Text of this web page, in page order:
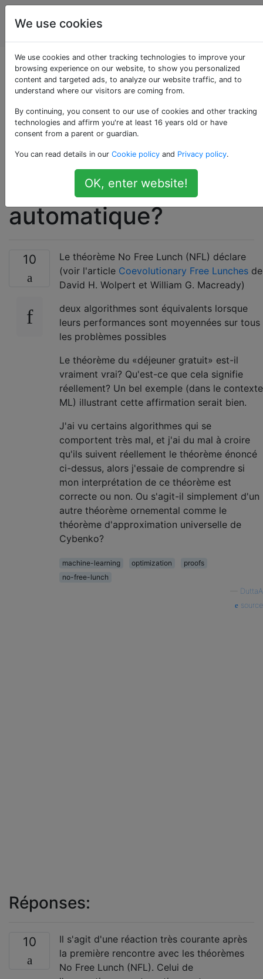
Intelligence
artificielle
Quelles sont les
implications du
théorème «Pas de
déjeuner gratuit»
pour l'apprentissage
automatique?
10
Le théorème No Free Lunch (NFL) déclare
(voir l'article Coevolutionary Free Lunches de
David H. Wolpert et William G. Macready)
deux algorithmes sont équivalents lorsque
leurs performances sont moyennées sur tous
les problèmes possibles
Le théorème du «déjeuner gratuit» est-il
vraiment vrai? Qu'est-ce que cela signifie
réellement? Un bel exemple (dans le contexte
ML) illustrant cette affirmation serait bien.
J'ai vu certains algorithmes qui se
comportent très mal, et j'ai du mal à croire
qu'ils suivent réellement le théorème énoncé
ci-dessus, alors j'essaie de comprendre si
mon interprétation de ce théorème est
correcte ou non. Ou s'agit-il simplement d'un
autre théorème ornemental comme le
théorème d'approximation universelle de
Cybenko?
machine-learning optimization
proofs
no-free-lunch
DuttaA
source
Réponses:
10
Il s'agit d'une réaction très courante après
la première rencontre avec les théorèmes
No Free Lunch (NFL). Celui de
We use cookies
We use cookies and other tracking technologies to improve your
browsing experience on our website, to show you personalized
content and targeted ads, to analyze our website traffic, and to
understand where our visitors are coming from.
By continuing, you consent to our use of cookies and other tracking
technologies and affirm you're at least 16 years old or have
consent from a parent or guardian.
You can read details in our Cookie policy and Privacy policy.
OK, enter website!